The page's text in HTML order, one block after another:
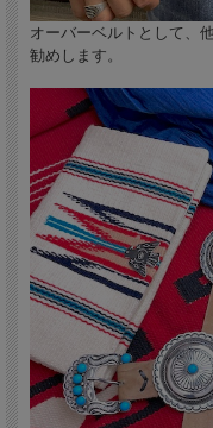
現地のコレクター（ファース
入れました。
オーバーベルトとして、
勧めします。